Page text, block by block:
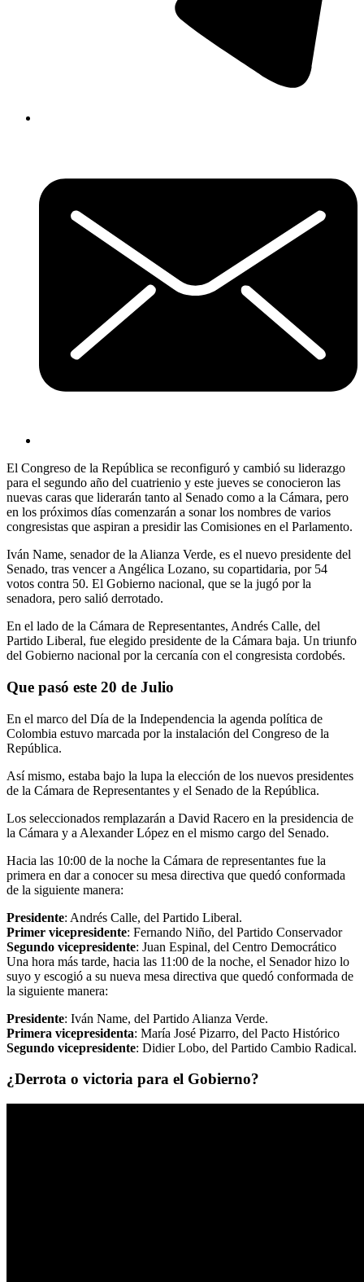
El Congreso de la República se reconfiguró y cambió su liderazgo
para el segundo año del cuatrienio y este jueves se conocieron las
nuevas caras que liderarán tanto al Senado como a la Cámara, pero
en los próximos días comenzarán a sonar los nombres de varios
congresistas que aspiran a presidir las Comisiones en el Parlamento.
Iván Name, senador de la Alianza Verde, es el nuevo presidente del
Senado, tras vencer a Angélica Lozano, su copartidaria, por 54
votos contra 50. El Gobierno nacional, que se la jugó por la
senadora, pero salió derrotado.
En el lado de la Cámara de Representantes, Andrés Calle, del
Partido Liberal, fue elegido presidente de la Cámara baja. Un triunfo
del Gobierno nacional por la cercanía con el congresista cordobés.
Que pasó este 20 de Julio
En el marco del Día de la Independencia la agenda política de
Colombia estuvo marcada por la instalación del Congreso de la
República.
Así mismo, estaba bajo la lupa la elección de los nuevos presidentes
de la Cámara de Representantes y el Senado de la República.
Los seleccionados remplazarán a David Racero en la presidencia de
la Cámara y a Alexander López en el mismo cargo del Senado.
Hacia las 10:00 de la noche la Cámara de representantes fue la
primera en dar a conocer su mesa directiva que quedó conformada
de la siguiente manera:
Presidente: Andrés Calle, del Partido Liberal.
Primer vicepresidente: Fernando Niño, del Partido Conservador
Segundo vicepresidente: Juan Espinal, del Centro Democrático
Una hora más tarde, hacia las 11:00 de la noche, el Senador hizo lo
suyo y escogió a su nueva mesa directiva que quedó conformada de
la siguiente manera:
Presidente: Iván Name, del Partido Alianza Verde.
Primera vicepresidenta: María José Pizarro, del Pacto Histórico
Segundo vicepresidente: Didier Lobo, del Partido Cambio Radical.
¿Derrota o victoria para el Gobierno?